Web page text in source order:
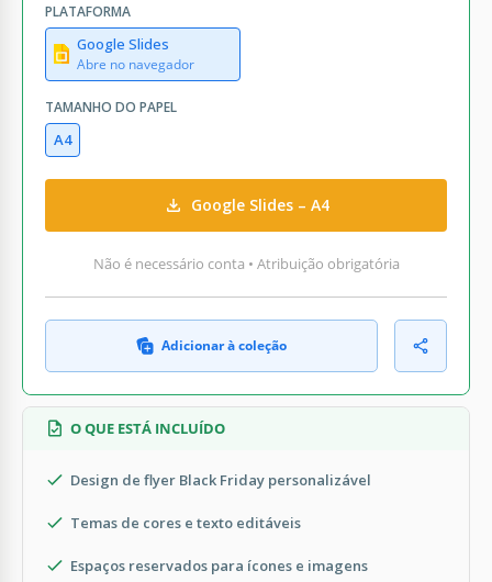
PLATAFORMA
Google Slides
Abre no navegador
TAMANHO DO PAPEL
A4
Google Slides – A4
Não é necessário conta • Atribuição obrigatória
Adicionar à coleção
O QUE ESTÁ INCLUÍDO
Design de flyer Black Friday personalizável
Temas de cores e texto editáveis
Espaços reservados para ícones e imagens